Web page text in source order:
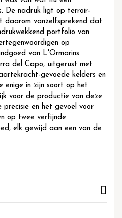
De nadruk ligt op terroir-
daarom vanzelfsprekend dat
portfolio van
op
van L'Ormarins
del Capo, uitgerust met
gevoede kelders en
enige in zijn soort op het
voor de productie van deze
precisie en het gevoel voor
op twee verfijnde
elk gewijd aan een van de